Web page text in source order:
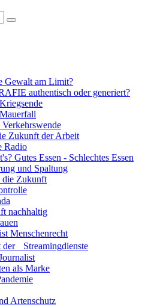
Gewalt am Limit?
authentisch oder generiert?
Zukunft der Arbeit
Radio
Gutes Essen - Schlechtes Essen
und Spaltung
Zukunft
nachhaltig
Menschenrecht
der Streamingdienste
als Marke
Artenschutz